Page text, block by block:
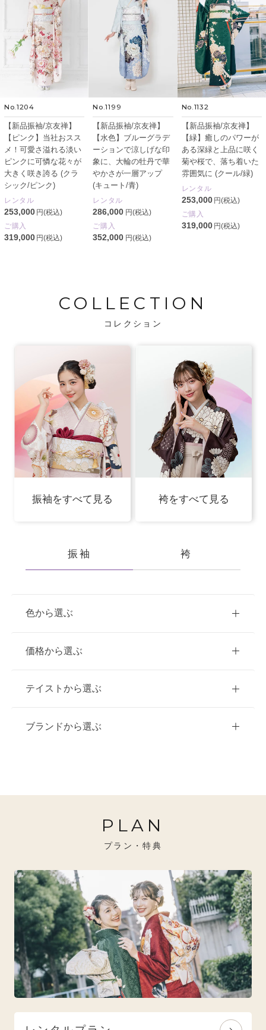
No.1204
【新品振袖/京友禅】
【ピンク】当社おスス
メ！可愛さ溢れる淡い
ピンクに可憐な花々が
大きく咲き誇る (クラ
シック/ピンク)
レンタル
253,000 円(税込)
ご購入
319,000 円(税込)
No.1199
【新品振袖/京友禅】
【水色】ブルーグラデ
ーションで涼しげな印
象に、大輪の牡丹で華
やかさが一層アップ
(キュート/青)
レンタル
286,000 円(税込)
ご購入
352,000 円(税込)
No.1132
【新品振袖/京友禅】
【緑】癒しのパワーが
ある深緑と上品に咲く
菊や桜で、落ち着いた
雰囲気に (クール/緑)
レンタル
253,000 円(税込)
ご購入
319,000 円(税込)
COLLECTION
コレクション
振袖をすべて見る 袴をすべて見る
振袖 袴
色から選ぶ
赤
価格から選ぶ
ご購入
10万円台以下
20万円～26万円未満
26万円～31万円未満
テイストから選ぶ
クラシック
クール
ナチュラル
ブランドから選ぶ
イエベ秋におすすめ
ブルべ夏におすすめ
ブルべ冬におすすめ
特選技法
オリジナルブランド
人気モデルブランド
PLAN
プラン・特典